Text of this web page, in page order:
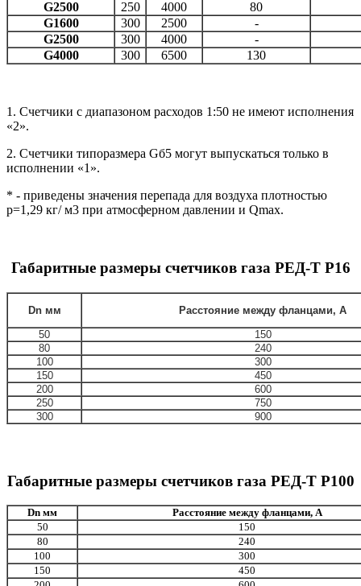
G2500 250 4000
80
G1600
300 2500
-
G2500
300 4000
-
G4000
300 6500 130
1. Счетчики с диапазоном расходов 1:50 не имеют исполнения
«2».
2. Счетчики типоразмера Gб5 могут выпускаться только в
исполнении «1».
* - приведены значения перепада для воздуха плотностью
р=1,29 кг/ м3 при атмосферном давлении и Qmax.
Габаритные размеры счетчиков газа РЕД-Т Р16
Dn мм
Расстояние между фланцами, А
50
150
80
240
100
300
150
450
200
600
250
750
300
900
Габаритные размеры счетчиков газа РЕД-Т Р100
Dn мм
Расстояние между фланцами, А
50
150
80
240
100
300
150
450